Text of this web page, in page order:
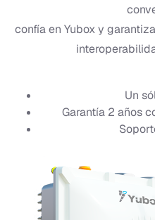
confía en Yubox y
Un
Garantía 2 años